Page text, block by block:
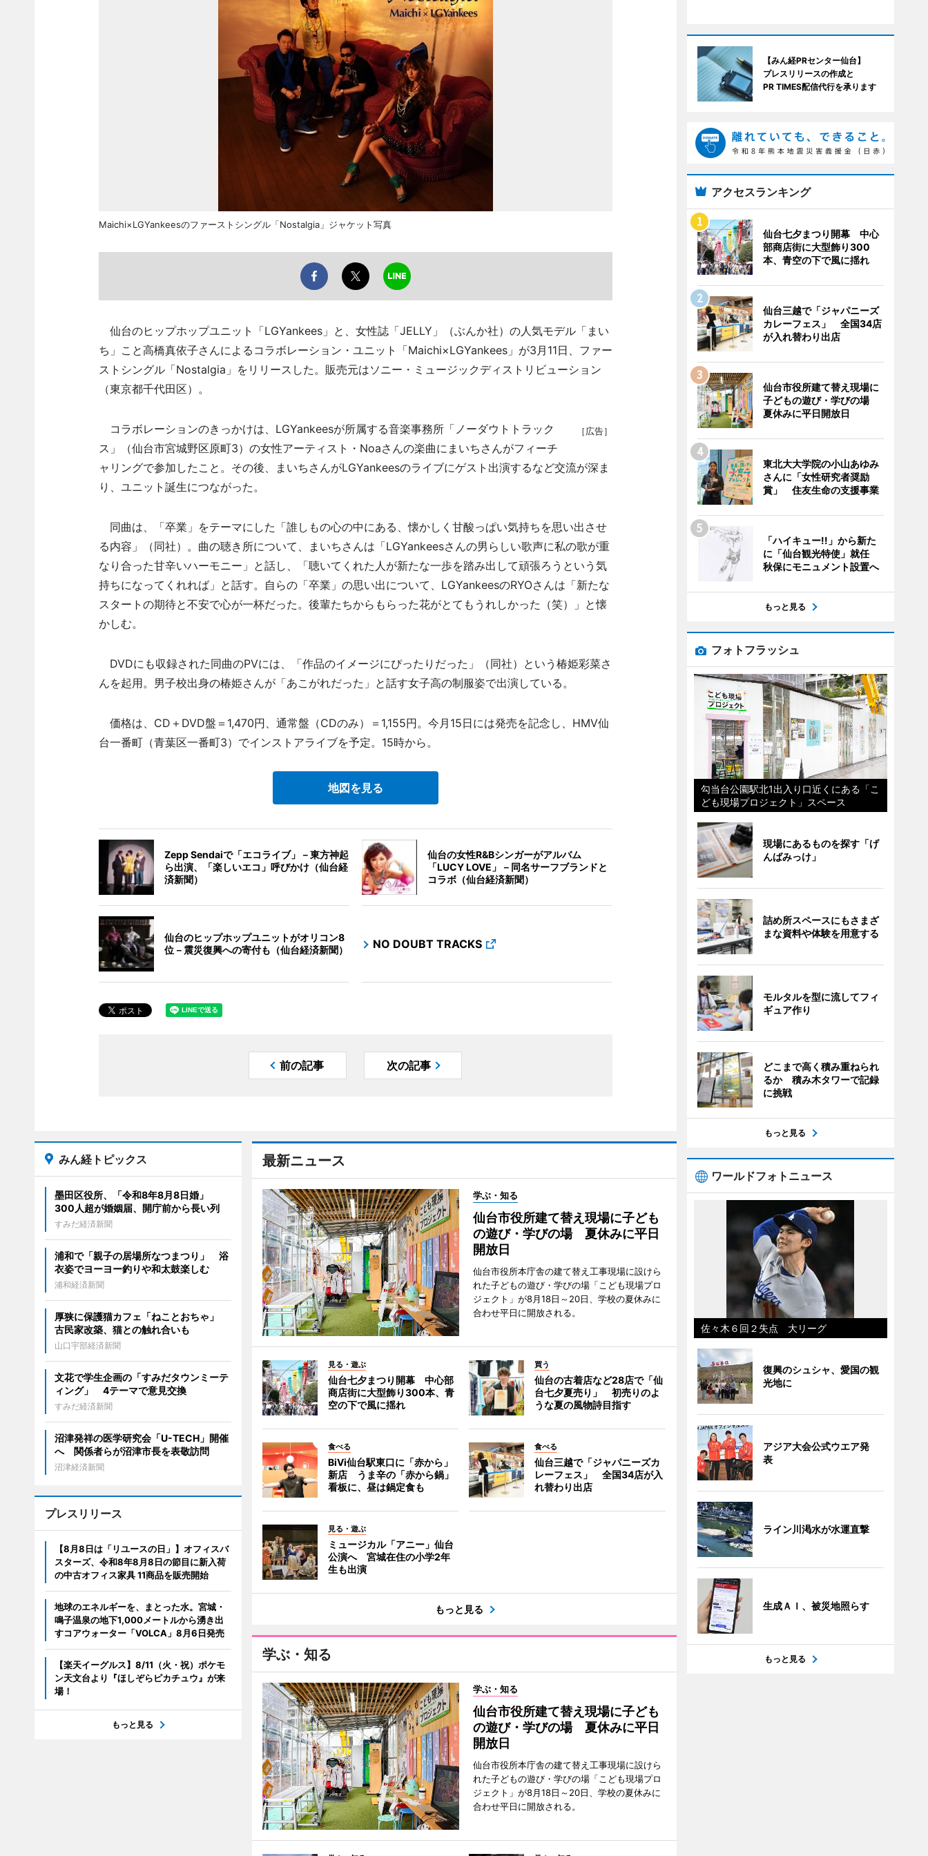
Maichi×LGYankeesのファーストシングル「Nostalgia」ジャケット写真
仙台のヒップホップユニット「LGYankees」と、女性誌「JELLY」（ぶんか社）の人気モデル「まい
ち」こと高橋真依子さんによるコラボレーション・ユニット「Maichi×LGYankees」が3月11日、ファー
ストシングル「Nostalgia」をリリースした。販売元はソニー・ミュージックディストリビューション
（東京都千代田区）。
［広告］
コラボレーションのきっかけは、LGYankeesが所属する音楽事務所「ノーダウトトラック
ス」（仙台市宮城野区原町3）の女性アーティスト・Noaさんの楽曲にまいちさんがフィーチ
ャリングで参加したこと。その後、まいちさんがLGYankeesのライブにゲスト出演するなど交流が深ま
り、ユニット誕生につながった。
同曲は、「卒業」をテーマにした「誰しもの心の中にある、懐かしく甘酸っぱい気持ちを思い出させ
る内容」（同社）。曲の聴き所について、まいちさんは「LGYankeesさんの男らしい歌声に私の歌が重
なり合った甘辛いハーモニー」と話し、「聴いてくれた人が新たな一歩を踏み出して頑張ろうという気
持ちになってくれれば」と話す。自らの「卒業」の思い出について、LGYankeesのRYOさんは「新たな
スタートの期待と不安で心が一杯だった。後輩たちからもらった花がとてもうれしかった（笑）」と懐
かしむ。
DVDにも収録された同曲のPVには、「作品のイメージにぴったりだった」（同社）という椿姫彩菜さ
んを起用。男子校出身の椿姫さんが「あこがれだった」と話す女子高の制服姿で出演している。
価格は、CD＋DVD盤＝1,470円、通常盤（CDのみ）＝1,155円。今月15日には発売を記念し、HMV仙
台一番町（青葉区一番町3）でインストアライブを予定。15時から。
地図を見る
Zepp Sendaiで「エコライブ」－東方神起
ら出演、「楽しいエコ」呼びかけ（仙台経
済新聞）
仙台の女性R&Bシンガーがアルバム
「LUCY LOVE」－同名サーフブランドと
コラボ（仙台経済新聞）
仙台のヒップホップユニットがオリコン8
位－震災復興への寄付も（仙台経済新聞）
NO DOUBT TRACKS
前の記事 次の記事
最新ニュース
学ぶ・知る
仙台市役所建て替え現場に子ども
の遊び・学びの場 夏休みに平日
開放日
仙台市役所本庁舎の建て替え工事現場に設けら
れた子どもの遊び・学びの場「こども現場プロ
ジェクト」が8月18日～20日、学校の夏休みに
合わせ平日に開放される。
見る・遊ぶ
仙台七夕まつり開幕 中心部
商店街に大型飾り300本、青
空の下で風に揺れ
買う
仙台の古着店など28店で「仙
台七夕夏売り」 初売りのよ
うな夏の風物詩目指す
食べる
BiVi仙台駅東口に「赤から」
新店 うま辛の「赤から鍋」
看板に、昼は鍋定食も
食べる
仙台三越で「ジャパニーズカ
レーフェス」 全国34店が入
れ替わり出店
見る・遊ぶ
ミュージカル「アニー」仙台
公演へ 宮城在住の小学2年
生も出演
もっと見る
学ぶ・知る
学ぶ・知る
仙台市役所建て替え現場に子ども
の遊び・学びの場 夏休みに平日
開放日
仙台市役所本庁舎の建て替え工事現場に設けら
れた子どもの遊び・学びの場「こども現場プロ
ジェクト」が8月18日～20日、学校の夏休みに
合わせ平日に開放される。
みん経トピックス
墨田区役所、「令和8年8月8日婚」
300人超が婚姻届、開庁前から長い列
すみだ経済新聞
浦和で「親子の居場所なつまつり」 浴
衣姿でヨーヨー釣りや和太鼓楽しむ
浦和経済新聞
厚狭に保護猫カフェ「ねことおちゃ」
古民家改築、猫との触れ合いも
山口宇部経済新聞
文花で学生企画の「すみだタウンミーテ
ィング」 4テーマで意見交換
すみだ経済新聞
沼津発祥の医学研究会「U-TECH」開催
へ 関係者らが沼津市長を表敬訪問
沼津経済新聞
プレスリリース
【8月8日は「リユースの日」】オフィスバ
スターズ、令和8年8月8日の節目に新入荷
の中古オフィス家具 11商品を販売開始
地球のエネルギーを、まとった水。宮城・
鳴子温泉の地下1,000メートルから湧き出
すコアウォーター「VOLCA」8月6日発売
【楽天イーグルス】8/11（火・祝）ポケモ
ン天文台より『ほしぞらピカチュウ』が来
場！
もっと見る
【みん経PRセンター仙台】
プレスリリースの作成と
PR TIMES配信代行を承ります
アクセスランキング
仙台七夕まつり開幕 中心
部商店街に大型飾り300
本、青空の下で風に揺れ
仙台三越で「ジャパニーズ
カレーフェス」 全国34店
が入れ替わり出店
仙台市役所建て替え現場に
子どもの遊び・学びの場
夏休みに平日開放日
東北大大学院の小山あゆみ
さんに「女性研究者奨励
賞」 住友生命の支援事業
「ハイキュー!!」から新た
に「仙台観光特使」就任
秋保にモニュメント設置へ
もっと見る
フォトフラッシュ
勾当台公園駅北1出入り口近くにある「こ
ども現場プロジェクト」スペース
現場にあるものを探す「げ
んばみっけ」
詰め所スペースにもさまざ
まな資料や体験を用意する
モルタルを型に流してフィ
ギュア作り
どこまで高く積み重ねられ
るか 積み木タワーで記録
に挑戦
もっと見る
ワールドフォトニュース
佐々木６回２失点 大リーグ
復興のシュシャ、愛国の観
光地に
アジア大会公式ウエア発
表
ライン川渇水が水運直撃
生成ＡＩ、被災地照らす
もっと見る